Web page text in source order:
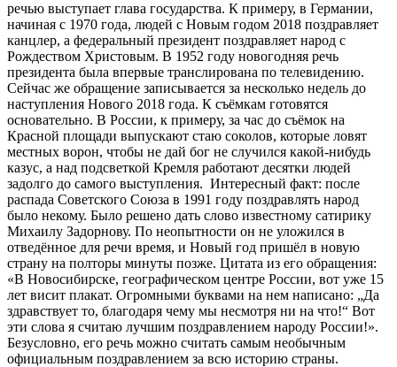
речью выступает глава государства. К примеру, в Германии,
начиная с 1970 года, людей с Новым годом 2018 поздравляет
канцлер, а федеральный президент поздравляет народ с
Рождеством Христовым. В 1952 году новогодняя речь
президента была впервые транслирована по телевидению.
Сейчас же обращение записывается за несколько недель до
наступления Нового 2018 года. К съёмкам готовятся
основательно. В России, к примеру, за час до съёмок на
Красной площади выпускают стаю соколов, которые ловят
местных ворон, чтобы не дай бог не случился какой-нибудь
казус, а над подсветкой Кремля работают десятки людей
задолго до самого выступления. Интересный факт: после
распада Советского Союза в 1991 году поздравлять народ
было некому. Было решено дать слово известному сатирику
Михаилу Задорнову. По неопытности он не уложился в
отведённое для речи время, и Новый год пришёл в новую
страну на полторы минуты позже. Цитата из его обращения:
«В Новосибирске, географическом центре России, вот уже 15
лет висит плакат. Огромными буквами на нем написано: „Да
здравствует то, благодаря чему мы несмотря ни на что!“ Вот
эти слова я считаю лучшим поздравлением народу России!».
Безусловно, его речь можно считать самым необычным
официальным поздравлением за всю историю страны.